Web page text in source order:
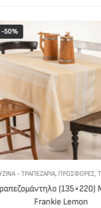
-50%
- ΤΡΑΠΕΖΑΡΙΑ,ΠΡΟΣΦΟΡΕΣ,
(135×220)
Frankie Lemon